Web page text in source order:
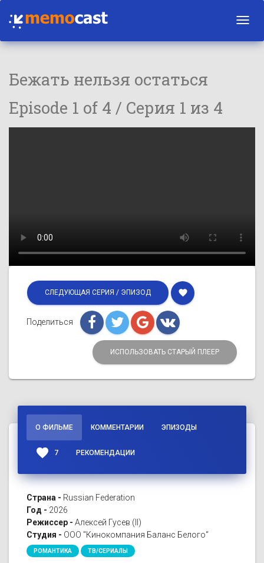
Бежать нельзя остаться
Episode 1 of 4 / Серия 1 из 4
СЛЕДУЮЩАЯ СЕРИЯ / ЭПИЗОД favorite
Поделиться
ИСПОЛЬЗОВАТЬ СТАРЫЙ ПЛЕЕР
О ФИЛЬМЕ КОММЕНТАРИИ ЭПИЗОДЫ
favorite 7 РЕКОМЕНДАЦИИ
Страна - Russian Federation
Год - 2026
Режиссер - Алексей Гусев (II)
Студия - ООО "Кинокомпания Баланс Белого"
РОМАНТИКА ТВ/СЕРИАЛЫ